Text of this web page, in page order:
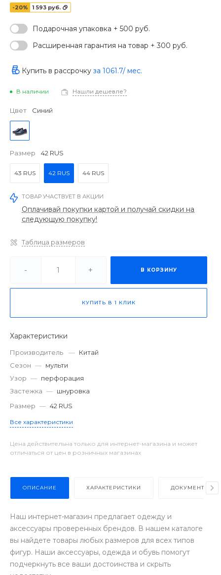
‹›
-20% 1 593 руб.
Подарочная упаковка + 500 руб.
Расширенная гарантия на товар + 300 руб.
Купить в рассрочку за 1061.7/ мес.
В наличии Нашли дешевле?
Цвет Синий
Размер 42 RUS
43 RUS 42 RUS 44 RUS
ТОВАР УЧАСТВУЕТ В АКЦИИ
Оплачивай покупки картой и получай скидки на
следующую покупку!
Таблица размеров
- + В КОРЗИНУ
КУПИТЬ В 1 КЛИК
Характеристики
Производитель — Китай
Сезон — мульти
Узор — перфорация
Застежка — шнуровка
Размер — 42 RUS
Все характеристики
Цена действительна только для интернет-магазина и может
отличаться от цен в розничных магазинах
ОПИСАНИЕ ХАРАКТЕРИСТИКИ ДОКУМЕНТЫ
Наш интернет-магазин предлагает одежду и
аксессуары проверенных брендов. В нашем каталоге
вы найдете товары любых размеров для всех типов
фигур. Наши аксессуары, одежда и обувь помогут
подчеркнуть все ваши достоинства и скрыть